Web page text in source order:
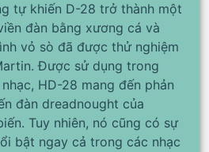
tự khiến D-28 trở thành một
đàn bằng xương cá và
vỏ sò đã được thử nghiệm
Được sử dụng trong
HD-28 mang đến phản
đàn dreadnought của
Tuy nhiên, nó cũng có sự
bật ngay cả trong các nhạc